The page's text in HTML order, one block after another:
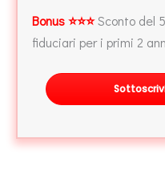
Bonus ⭐⭐⭐Sconto del
fiduciari per i primi 2